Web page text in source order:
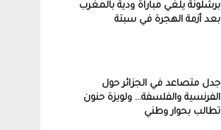
برشلونة يلغي مباراة ودية بالمغرب
بعد أزمة الهجرة في سبتة
جدل متصاعد في الجزائر حول
الفرنسية والفلسفة… ولويزة حنون
تطالب بحوار وطني